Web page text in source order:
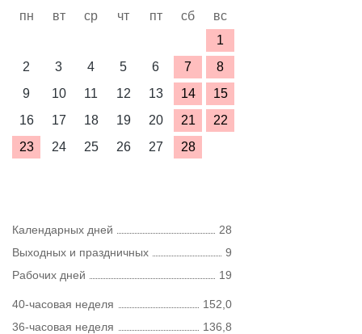
пн вт ср чт пт сб
вс
1
2
3 4 5 6 7
8
9
10 11 12 13 14
15
16
17 18 19 20 21
22
23
24 25 26 27 28
Календарных дней
28
Выходных и праздничных
9
Рабочих дней
19
40-часовая неделя
152,0
36-часовая неделя
136,8